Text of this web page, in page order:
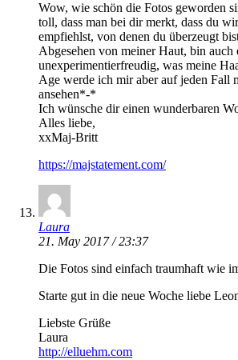
Wow, wie schön die Fotos geworden
toll, dass man bei dir merkt, dass du
empfiehlst, von denen du überzeugt
Abgesehen von meiner Haut, bin
unexperimentierfreudig, was meine
Age werde ich mir aber auf jeden Fall
ansehen*-*
Ich wünsche dir einen wunderbaren
Alles liebe,
xxMaj-Britt
https://majstatement.com/
Laura
21. May 2017 / 23:37
Die Fotos sind einfach traumhaft wie
Starte gut in die neue Woche liebe
Liebste Grüße
Laura
http://elluehm.com